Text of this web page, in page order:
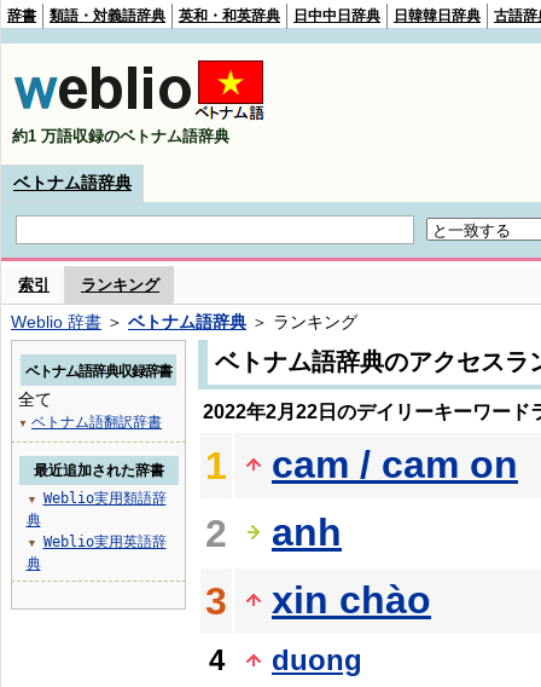
辞書 類語・対義語辞典 英和・和英辞典 日中中日辞典 日韓韓日辞典 古語辞
約1 万語収録のベトナム語辞典
ベトナム語辞典
索引 ランキング
Weblio 辞書 ＞ ベトナム語辞典 ＞ ランキング
ベトナム語辞典のアクセスラ
2022年2月22日のデイリーキーワード
1
cam / cam on
2
anh
3
xin chào
4
duong
ベトナム語辞典収録辞書
全て
▼ ベトナム語翻訳辞書
最近追加された辞書
▼
Weblio実用類語辞
典
▼
Weblio実用英語辞
典